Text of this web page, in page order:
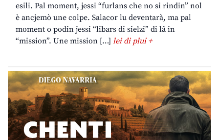
esili. Pal moment, jessi “furlans che no si rindin” nol
è ancjemò une colpe. Salacor lu deventarà, ma pal
moment o podin jessi “libars di sielzi” di lâ in
“mission”. Une mission […] lei di plui +